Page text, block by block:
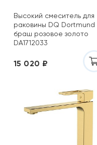
Высокий смеситель для
раковины DQ Dortmund
браш розовое золото
DA1712033
15 020 ₽